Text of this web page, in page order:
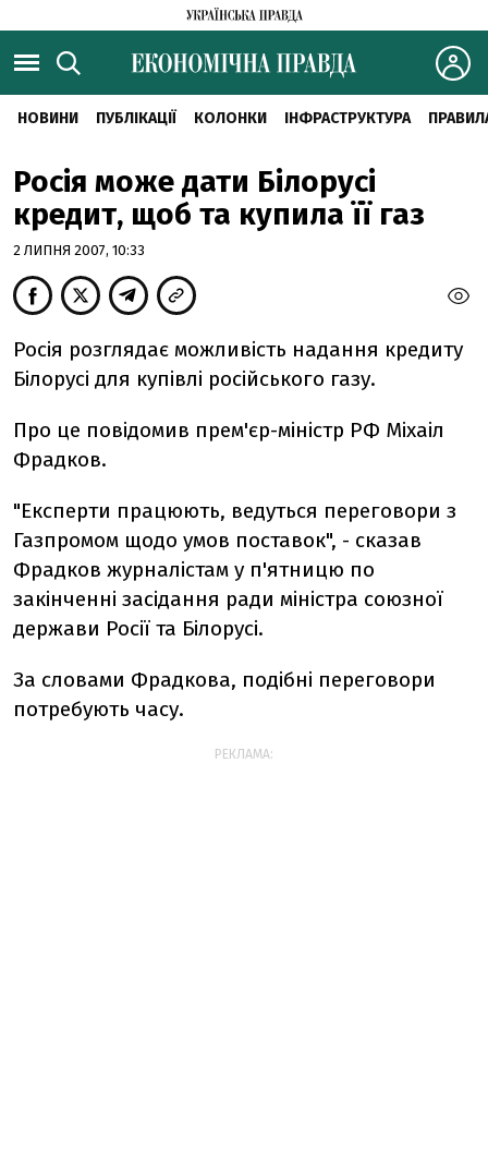
НОВИНИ ПУБЛІКАЦІЇ КОЛОНКИ ІНФРАСТРУКТУРА
Росія може дати Білорусі
кредит, щоб та купила її газ
2 ЛИПНЯ 2007, 10:33
Росія розглядає можливість надання кредиту
Білорусі для купівлі російського газу.
Про це повідомив прем'єр-міністр РФ Міхаіл
Фрадков.
"Експерти працюють, ведуться переговори з
Газпромом щодо умов поставок", - сказав
Фрадков журналістам у п'ятницю по
закінченні засідання ради міністра союзної
держави Росії та Білорусі.
За словами Фрадкова, подібні переговори
потребують часу.
РЕКЛАМА: